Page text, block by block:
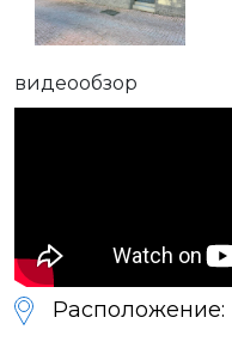
видеообзор
Расположение: